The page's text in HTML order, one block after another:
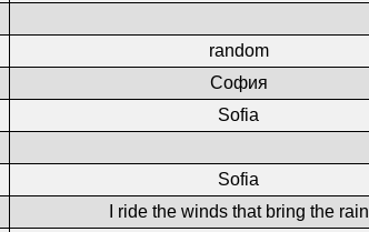
random
София
Sofia
Sofia
I ride the winds that bring the rain